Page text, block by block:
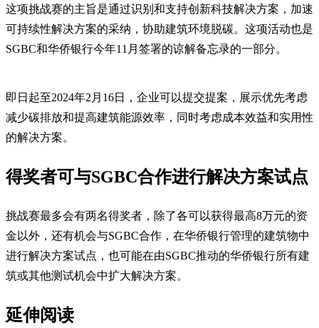
这项挑战赛的主旨是通过识别和支持创新科技解决方案，加速
可持续性解决方案的采纳，协助建筑环境脱碳。这项活动也是
SGBC和华侨银行今年11月签署的谅解备忘录的一部分。
即日起至2024年2月16日，企业可以提交提案，展示优先考虑
减少碳排放和提高建筑能源效率，同时考虑成本效益和实用性
的解决方案。
得奖者可与SGBC合作进行解决方案试点
挑战赛最多会有两名得奖者，除了各可以获得最高8万元的资
金以外，还有机会与SGBC合作，在华侨银行管理的建筑物中
进行解决方案试点，也可能在由SGBC推动的华侨银行所有建
筑或其他测试机会中扩大解决方案。
延伸阅读